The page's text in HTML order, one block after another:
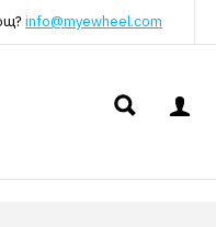
info@myewheel.com